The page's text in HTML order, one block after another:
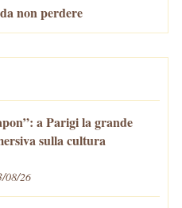
non perdere
a Parigi la grande
sulla cultura
08/26